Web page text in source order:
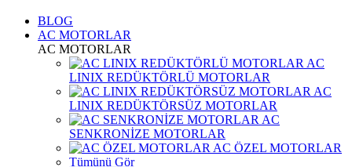
BLOG
AC MOTORLAR
AC MOTORLAR
AC
LINIX REDÜKTÖRLÜ MOTORLAR
AC
LINIX REDÜKTÖRSÜZ MOTORLAR
AC
SENKRONİZE MOTORLAR
AC ÖZEL MOTORLAR
Tümünü Gör